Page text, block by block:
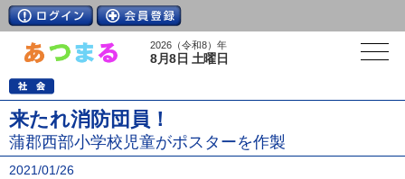
2026（令和8）年
8月8日 土曜日
来たれ消防団員！
蒲郡西部小学校児童がポスターを作製
2021/01/26